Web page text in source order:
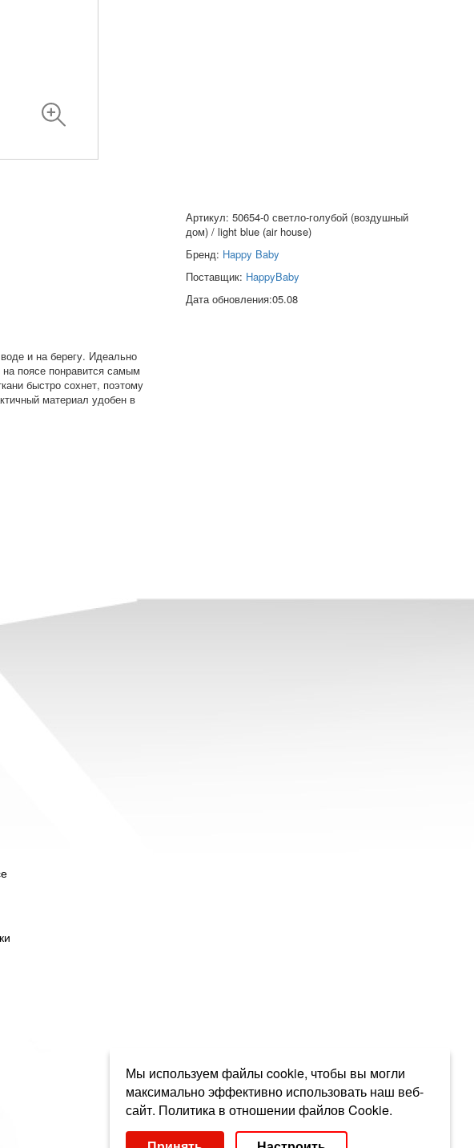
Артикул: 50654-0 светло-голубой (воздушный
дом) / light blue (air house)
Бренд: Happy Baby
Поставщик: HappyBaby
Дата обновления:05.08
и на берегу. Идеально
поясе понравится самым
быстро сохнет, поэтому
материал удобен в
Мы используем файлы cookie, чтобы вы могли
максимально эффективно использовать наш веб-
сайт. Политика в отношении файлов Cookie.